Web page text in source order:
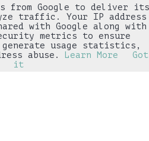
▼
from Google to deliver its
traffic. Your IP address
with Google along with
metrics to ensure
usage statistics,
abuse.
Learn More
Got
it